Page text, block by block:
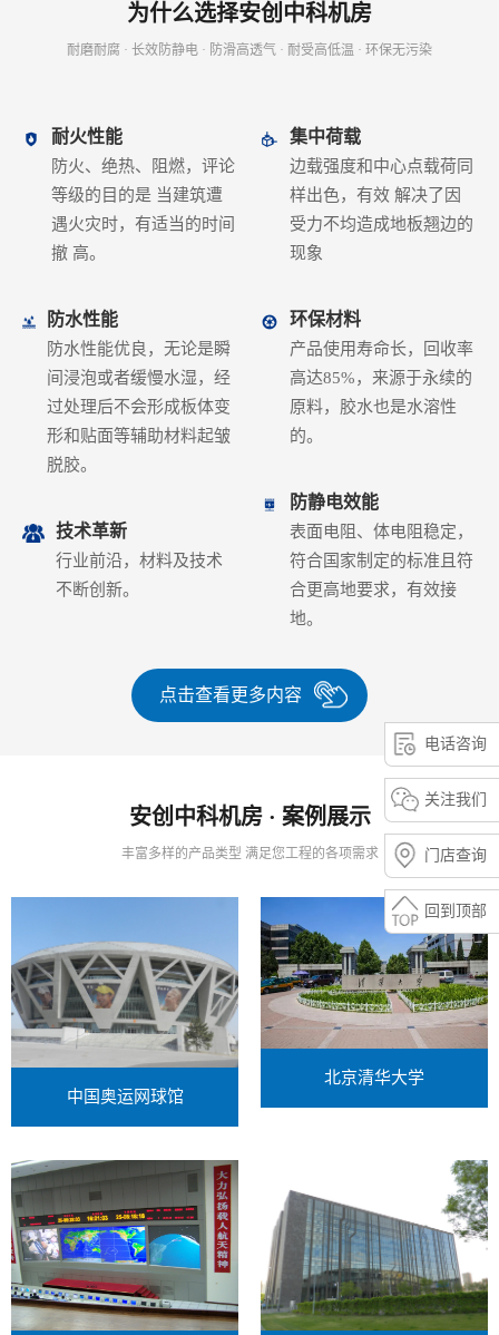
为什么选择安创中科机房
耐磨耐腐 · 长效防静电 · 防滑高透气 · 耐受高低温 · 环保无污染
耐火性能
防火、绝热、阻燃，评论
等级的目的是 当建筑遭
遇火灾时，有适当的时间
撤 高。
防水性能
防水性能优良，无论是瞬
间浸泡或者缓慢水湿，经
过处理后不会形成板体变
形和贴面等辅助材料起皱
脱胶。
技术革新
行业前沿，材料及技术
不断创新。
集中荷载
边载强度和中心点载荷同
样出色，有效 解决了因
受力不均造成地板翘边的
现象
环保材料
产品使用寿命长，回收率
高达85%，来源于永续的
原料，胶水也是水溶性
的。
防静电效能
表面电阻、体电阻稳定，
符合国家制定的标准且符
合更高地要求，有效接
地。
点击查看更多内容
安创中科机房 · 案例展示
丰富多样的产品类型 满足您工程的各项需求
中国奥运网球馆
北京清华大学
电话咨询
关注我们
门店查询
回到顶部